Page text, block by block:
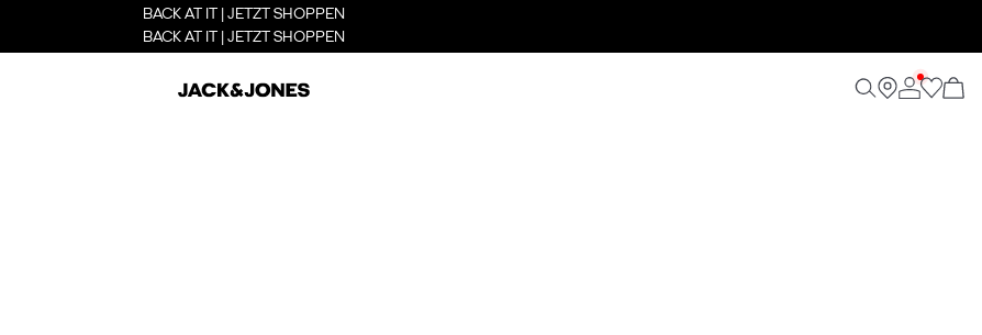
BACK AT IT | JETZT SHOPPEN
BACK AT IT | JETZT SHOPPEN